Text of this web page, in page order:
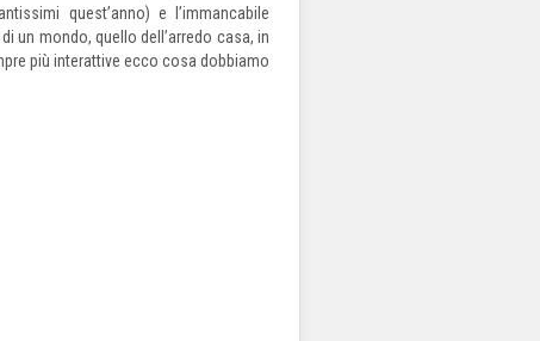
quest’anno) e l’immancabile
un mondo, quello dell’arredo casa, in
più interattive ecco cosa dobbiamo